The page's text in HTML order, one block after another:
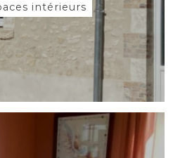
intérieurs